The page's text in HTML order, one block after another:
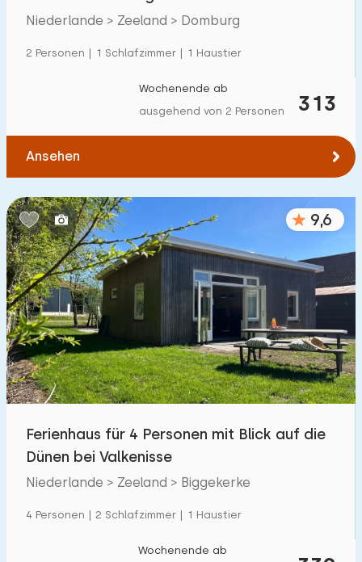
Niederlande > Zeeland > Domburg
2 Personen | 1 Schlafzimmer | 1 Haustier
313
Wochenende ab
ausgehend von 2 Personen
Ansehen
9,6
Ferienhaus für 4 Personen mit Blick auf die
Dünen bei Valkenisse
Niederlande > Zeeland > Biggekerke
4 Personen | 2 Schlafzimmer | 1 Haustier
Wochenende ab